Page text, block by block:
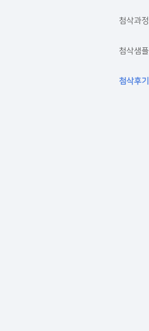
첨삭과정
첨삭샘플
첨삭후기